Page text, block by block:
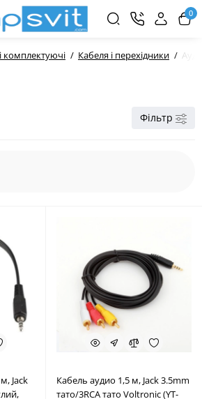
0
Кабеля і перехідники
Фільтр
Jack
Кабель аудио 1,5 м, Jack 3.5mm
тато/3RCA тато Voltronic (YT-